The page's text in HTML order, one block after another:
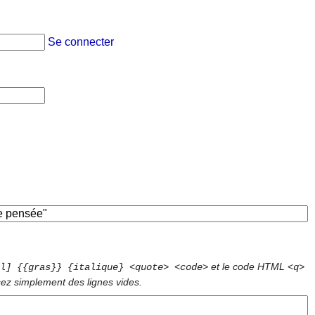
Se connecter
{{gras}} {italique} <quote> <code> et le code HTML <q>
simplement des lignes vides.